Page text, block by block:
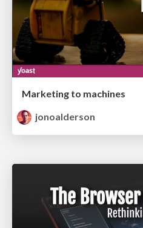
Marketing to machines
jonoalderson